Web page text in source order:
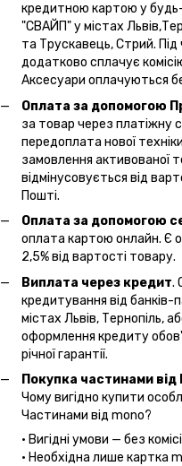
кредитною картою у будь-
"СВАЙП" у містах
та Трускавець, Стрий.
додатково сплачує
Аксесуари оплачуються
Оплата за допомогою
за товар через платіжну
передоплата нової
замовлення активованої
відмінусовується від
Пошті.
Оплата за допомогою
оплата картою онлайн. Є
2,5% від вартості товару.
Виплата через кредит.
кредитування від
містах Львів, Тернопіль,
оформлення кредиту
річної гарантії.
Покупка частинами від
Чому вигідно купити
Частинами від mono?
• Вигідні умови — без
• Необхідна лише картка